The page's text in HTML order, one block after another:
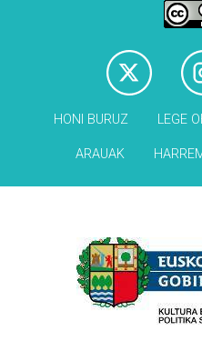
HONI BURUZ LEGE
ARAUAK